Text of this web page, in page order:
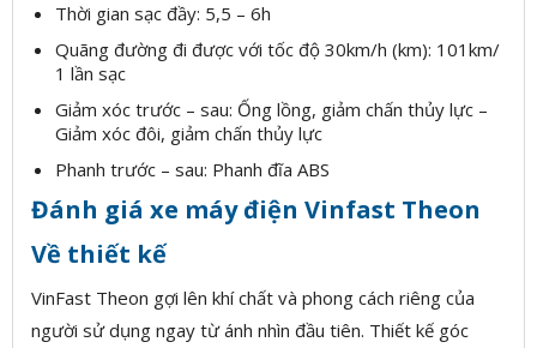
Thời gian sạc đầy: 5,5 – 6h
Quãng đường đi được với tốc độ 30km/h (km): 101km/
1 lần sạc
Giảm xóc trước – sau: Ống lồng, giảm chấn thủy lực –
Giảm xóc đôi, giảm chấn thủy lực
Phanh trước – sau: Phanh đĩa ABS
Đánh giá xe máy điện Vinfast Theon
Về thiết kế
VinFast Theon gợi lên khí chất và phong cách riêng của
người sử dụng ngay từ ánh nhìn đầu tiên. Thiết kế góc